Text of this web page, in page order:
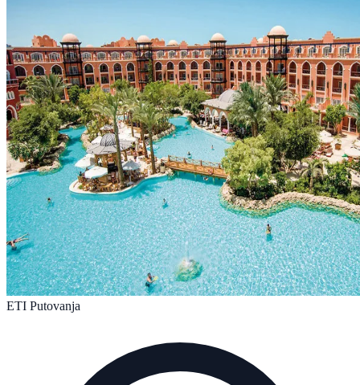
ETI Putovanja